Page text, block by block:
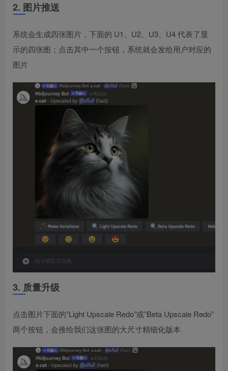
2. 图片推送
系统会生成四张图片，下面的 U1、U2、U3、U4 代表了显
示的四张图；点击其中一个按钮，系统就会发给用户对应的
图片
3. 质量升级
点击图片下面的”Light Upscale Redo”或”Beta Upscale Redo”
两个按钮，会推给我们这张图的大尺寸精细化版本